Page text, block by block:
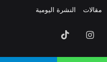
مقالات النشرة اليومية
انستقرام